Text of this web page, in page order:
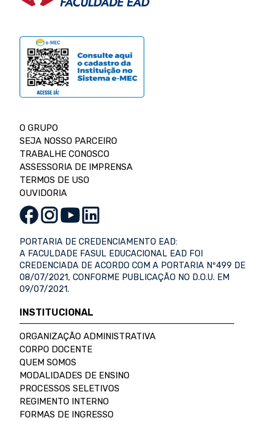
O GRUPO
SEJA NOSSO PARCEIRO
TRABALHE CONOSCO
ASSESSORIA DE IMPRENSA
TERMOS DE USO
OUVIDORIA
PORTARIA DE CREDENCIAMENTO EAD:
A FACULDADE FASUL EDUCACIONAL EAD FOI
CREDENCIADA DE ACORDO COM A PORTARIA Nº499 DE
08/07/2021, CONFORME PUBLICAÇÃO NO D.O.U. EM
09/07/2021.
INSTITUCIONAL
ORGANIZAÇÃO ADMINISTRATIVA
CORPO DOCENTE
QUEM SOMOS
MODALIDADES DE ENSINO
PROCESSOS SELETIVOS
REGIMENTO INTERNO
FORMAS DE INGRESSO